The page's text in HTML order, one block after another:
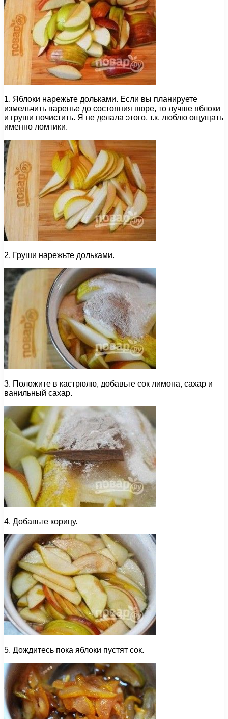
1. Яблоки нарежьте дольками. Если вы планируете
измельчить варенье до состояния пюре, то лучше яблоки
и груши почистить. Я не делала этого, т.к. люблю ощущать
именно ломтики.
2. Груши нарежьте дольками.
3. Положите в кастрюлю, добавьте сок лимона, сахар и
ванильный сахар.
4. Добавьте корицу.
5. Дождитесь пока яблоки пустят сок.